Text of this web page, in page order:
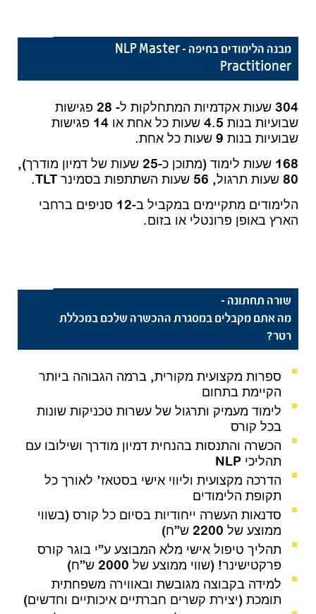
מבנה הלימודים בחיפה – NLP Master
Practitioner
304 שעות אקדמיות המתחלקות ל- 28 פגישות
שבועיות בנות 4.5 שעות כל אחת או 14 פגישות
שבועיות בנות 9 שעות כל אחת.
168 שעות לימוד (מתוכן כ-25 שעות של דמיון מודרך),
80 שעות תרגול, 56 שעות השתתפות בסמינר TLT.
הלימודים מתקיימים במקביל ב-12 סניפים ברחבי
הארץ באופן פרונטלי או בזום.
שורה תחתונה -
מה אתם מקבלים במסגרת ההכשרה שלכם במכללת
רטר?
ספרות מקצועית מקורית, ברמה הגבוהה ביותר
הקיימת בתחום
לימוד מעמיק ותרגול של עשרות טכניקות שונות
בכל קורס
הכשרה והתנסות בהנחית דמיון מודרך ושילובו עם
תהליכי NLP
הדרכה מקצועית וליווי אישי בסטאז’ לאורך כל
תקופת הלימודים
סדנאות העשרה ייחודיות בסיום כל קורס (בשווי
ממוצע של 2200 ש”ח)
תהליך טיפול אישי מלא המבוצע ע”י בוגר קורס
פרקטישינר! (שווי ממוצע של 2000 ש”ח)
למידה בקבוצה מגובשת ובאווירה משפחתית
תומכת (יצירת קשרים חברתיים איכותיים וחדשים)